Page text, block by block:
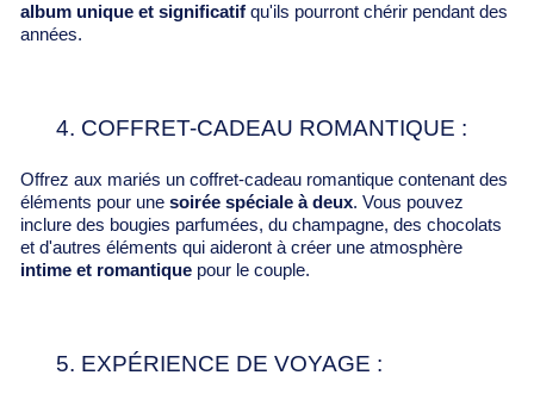
album unique et significatif qu'ils pourront chérir pendant des
années.
4. COFFRET-CADEAU ROMANTIQUE :
Offrez aux mariés un coffret-cadeau romantique contenant des
éléments pour une soirée spéciale à deux. Vous pouvez
inclure des bougies parfumées, du champagne, des chocolats
et d'autres éléments qui aideront à créer une atmosphère
intime et romantique pour le couple.
5. EXPÉRIENCE DE VOYAGE :